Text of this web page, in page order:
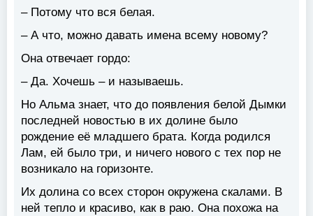
– Потому что вся белая.
– А что, можно давать имена всему новому?
Она отвечает гордо:
– Да. Хочешь – и называешь.
Но Альма знает, что до появления белой Дымки
последней новостью в их долине было
рождение её младшего брата. Когда родился
Лам, ей было три, и ничего нового с тех пор не
возникало на горизонте.
Их долина со всех сторон окружена скалами. В
ней тепло и красиво, как в раю. Она похожа на